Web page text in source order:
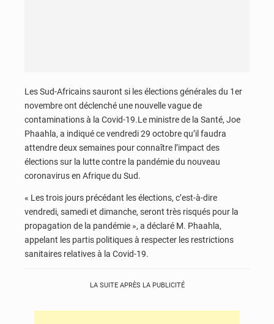
Les Sud-Africains sauront si les élections générales du 1er
novembre ont déclenché une nouvelle vague de
contaminations à la Covid-19.Le ministre de la Santé, Joe
Phaahla, a indiqué ce vendredi 29 octobre qu’il faudra
attendre deux semaines pour connaître l’impact des
élections sur la lutte contre la pandémie du nouveau
coronavirus en Afrique du Sud.
« Les trois jours précédant les élections, c’est-à-dire
vendredi, samedi et dimanche, seront très risqués pour la
propagation de la pandémie », a déclaré M. Phaahla,
appelant les partis politiques à respecter les restrictions
sanitaires relatives à la Covid-19.
LA SUITE APRÈS LA PUBLICITÉ